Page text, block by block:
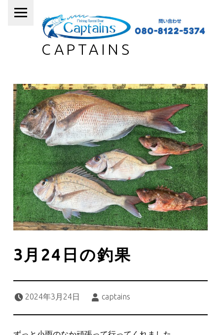
CAPTAINS
3月24日の釣果
2024年3月24日
captains